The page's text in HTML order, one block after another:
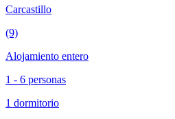
Carcastillo
(9)
Alojamiento entero
1 - 6 personas
1 dormitorio